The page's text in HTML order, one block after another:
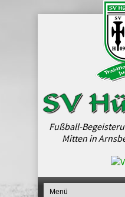
Fußball-
Mitten in